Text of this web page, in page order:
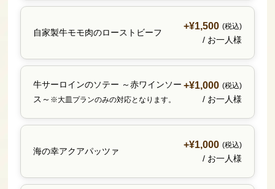
自家製牛モモ肉のローストビーフ
+¥1,500 (税込)
/ お一人様
牛サーロインのソテー ～赤ワインソー
ス～ ※大皿プランのみの対応となります。
+¥1,000 (税込)
/ お一人様
海の幸アクアパッツァ
+¥1,000 (税込)
/ お一人様